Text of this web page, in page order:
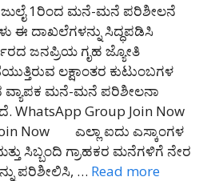
1ರಿಂದ ಮನೆ-ಮನೆ ಪರಿಶೀಲನೆ
ಈ ದಾಖಲೆಗಳನ್ನು ಸಿದ್ಧಪಡಿಸಿ
ಜನಪ್ರಿಯ ಗೃಹ ಜ್ಯೋತಿ
ಲಕ್ಷಾಂತರ ಕುಟುಂಬಗಳ
ವ್ಯಾಪಕ ಮನೆ-ಮನೆ ಪರಿಶೀಲನಾ
Group Join Now
Now ಎಲ್ಲಾ ಐದು ಎಸ್ಕಾಂಗಳ
ಸಿಬ್ಬಂದಿ ಗ್ರಾಹಕರ ಮನೆಗಳಿಗೆ ನೇರ
ಪರಿಶೀಲಿಸಿ, … Read more